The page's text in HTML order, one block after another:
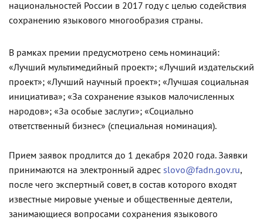
национальностей России в 2017 году с целью содействия
сохранению языкового многообразия страны.
В рамках премии предусмотрено семь номинаций:
«Лучший мультимедийный проект»; «Лучший издательский
проект»; «Лучший научный проект»; «Лучшая социальная
инициатива»; «За сохранение языков малочисленных
народов»; «За особые заслуги»; «Социально
ответственный бизнес» (специальная номинация).
Прием заявок продлится до 1 декабря 2020 года. Заявки
принимаются на электронный адрес slovo@fadn.gov.ru,
после чего экспертный совет, в состав которого входят
известные мировые ученые и общественные деятели,
занимающиеся вопросами сохранения языкового